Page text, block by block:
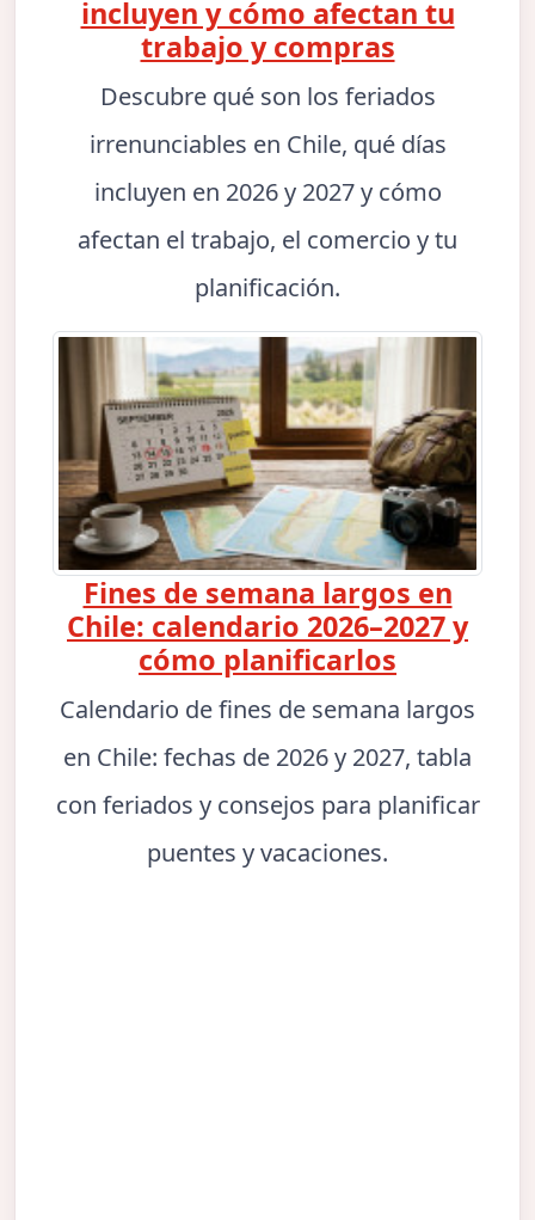
incluyen y cómo afectan tu
trabajo y compras
Descubre qué son los feriados
irrenunciables en Chile, qué días
incluyen en 2026 y 2027 y cómo
afectan el trabajo, el comercio y tu
planificación.
Fines de semana largos en
Chile: calendario 2026–2027 y
cómo planificarlos
Calendario de fines de semana largos
en Chile: fechas de 2026 y 2027, tabla
con feriados y consejos para planificar
puentes y vacaciones.